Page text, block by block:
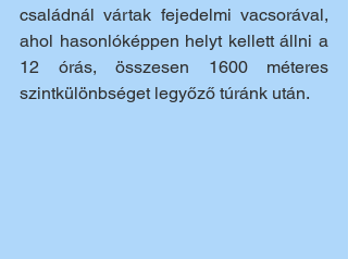
családnál vártak fejedelmi vacsorával,
ahol hasonlóképpen helyt kellett állni a
12 órás, összesen 1600 méteres
szintkülönbséget legyőző túránk után.